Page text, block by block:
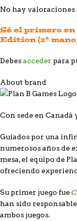
No hay valoraciones
Sé el primero
Edition (2ª
Debesacceder para
About brand
Con sede en Canadá
Guiados por una
numerosos años de
mesa, el equipo de
ofreciendo
Su primer juego fue
han sido
ambos juegos.